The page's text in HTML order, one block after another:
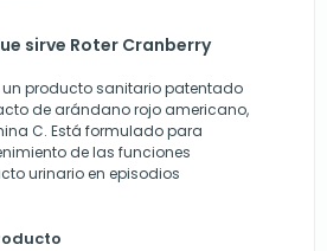
sirve Roter Cranberry
un producto sanitario patentado
de arándano rojo americano,
C. Está formulado para
de las funciones
urinario en episodios